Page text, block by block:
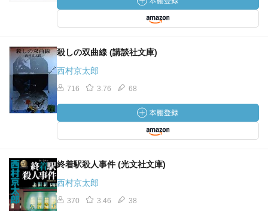
殺しの双曲線 (講談社文庫)
西村京太郎
716 3.76 68
終着駅殺人事件 (光文社文庫)
西村京太郎
370 3.46 38